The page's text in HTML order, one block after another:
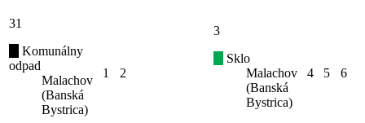
31
Komunálny
odpad
Malachov
(Banská
Bystrica)
1 2
3
Sklo
Malachov
(Banská
Bystrica)
4 5 6